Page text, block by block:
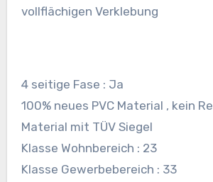
vollflächigen Verklebung
4 seitige Fase : Ja
100% neues PVC Material , kein
Material mit TÜV Siegel
Klasse Wohnbereich : 23
Klasse Gewerbebereich : 33